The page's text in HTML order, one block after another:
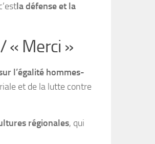
la défense et la
« Merci »
l’égalité hommes-
et de la lutte contre
régionales, qui